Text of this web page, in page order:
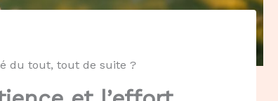
du tout, tout de suite ?